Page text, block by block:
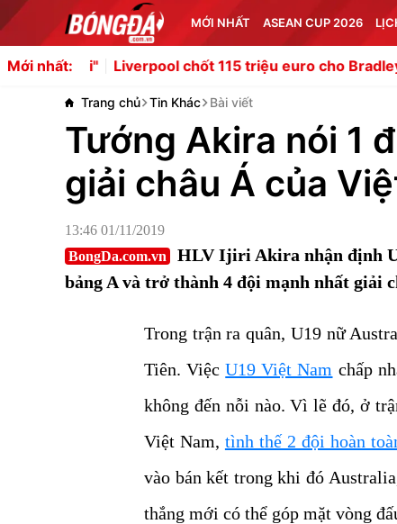
MỚI NHẤT ASEAN CUP 2026
Mới nhất:
Liverpool chốt 115 triệu euro cho Bradley Barcola của
Trang chủ Tin Khác Bài viết
Tướng Akira nói 1
giải châu Á của
13:46 01/11/2019
BongDa.com.vn
HLV Ijiri Akira nhận định
bảng A và trở thành 4 đội mạnh nhất giải
Trong trận ra quân, U19 nữ
Tiên. ViệcU19 Việt Nam chấp
không đến nỗi nào. Vì lẽ đó, ở
Việt Nam, tình thế 2 đội hoàn
vào bán kết trong khi đó
thắng mới có thể góp mặt vòng